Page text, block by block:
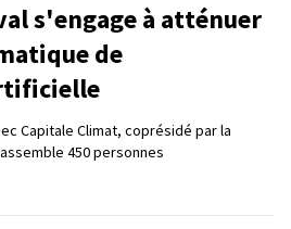
s'engage à atténuer
de
Capitale Climat, coprésidé par la
450 personnes